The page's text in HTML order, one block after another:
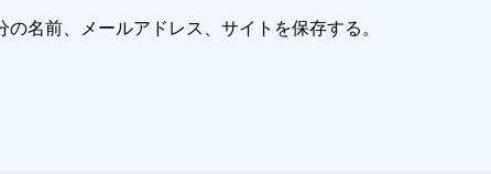
名前、メールアドレス、サイトを保存する。